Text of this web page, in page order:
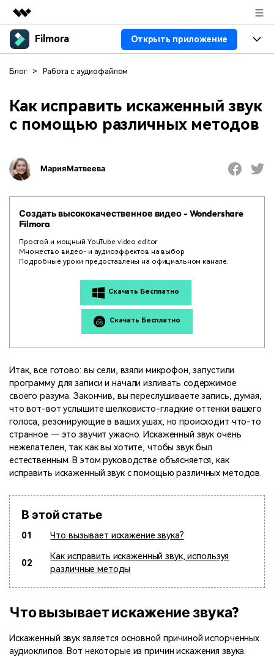
Рекомендуемые продукты
Бизнес
Решения
О нас
Новости
Покупка
Filmora Открыть приложение
Продукты
Особенности
ИИ
Видео/фото
Тексты
Решения
Пользователи
Видео-решения
Ресурсы
Видео промпты
100+ ИИ-промптов для
создания видео
Мастер-классы
видеомонтажу от
профессиональных
режиссеров и ютуберов
Самые популярные темы
видео на YouTube 2025
Маркетинговый
календарь
Спланируйте маркетинговую
Центр авторов
Вдохновляйтесь нашими
создателями контента
Специальные эффекты
"сделай сам"
самостоятельно, как
настоящий профессионал
Блог
Компания
Наша миссия, история и
Связаться с нами
Мы всегда готовы помочь
Истории клиентов
Клиенты делятся своими
Партнёрская
Поддержка
Приступая к работе
Блог > Работа с аудиофайлом
Как исправить искаженный звук
с помощью различных методов
Мария Матвеева
Создать высококачественное видео - Wondershare
Filmora
Простой и мощный YouTube video editor
Множество видео- и аудиоэффектов на выбор
Подробные уроки предоставлены на официальном канале.
Скачать Бесплатно
Скачать Бесплатно
Итак, все готово: вы сели, взяли микрофон, запустили
программу для записи и начали изливать содержимое
своего разума. Закончив, вы переслушиваете запись, думая,
что вот-вот услышите шелковисто-гладкие оттенки вашего
голоса, резонирующие в ваших ушах, но происходит что-то
странное — это звучит ужасно. Искаженный звук очень
нежелателен, так как вы хотите, чтобы звук был
естественным. В этом руководстве объясняется, как
исправить искаженный звук с помощью различных методов.
В этой статье
01 Что вызывает искажение звука?
02
Как исправить искаженный звук, используя
различные методы
Что вызывает искажение звука?
Искаженный звук является основной причиной испорченных
аудиоклипов. Вот некоторые из причин искажения звука.